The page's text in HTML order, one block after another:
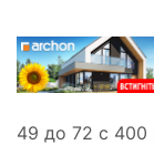
49 до 72 с 400